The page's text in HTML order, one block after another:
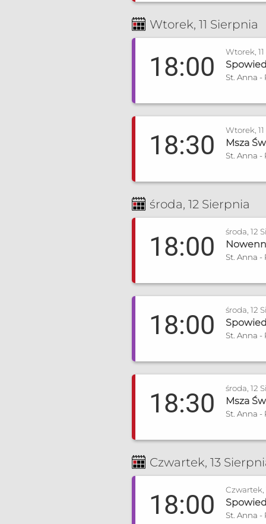
Wtorek, 11 Sierpnia
18:00 Wtorek,
St. Anna -
18:30 Wtorek,
Msza
St. Anna -
środa, 12 Sierpnia
18:00 środa, 12
St. Anna -
18:00 środa, 12
St. Anna -
18:30 środa, 12
Msza
St. Anna -
Czwartek, 13
18:00 Czwartek,
St. Anna -